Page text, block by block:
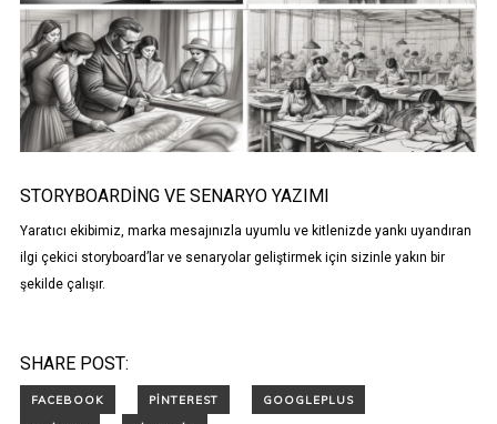
STORYBOARDING VE SENARYO YAZIMI
Yaratıcı ekibimiz, marka mesajınızla uyumlu ve kitlenizde yankı uyandıran
ilgi çekici storyboard’lar ve senaryolar geliştirmek için sizinle yakın bir
şekilde çalışır.
SHARE POST: